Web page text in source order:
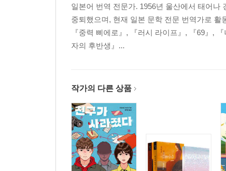
일본어 번역 전문가. 1956년 울산에서 태어
중퇴했으며, 현재 일본 문학 전문 번역가로 활
『중력 삐에로』, 『러시 라이프』, 『69』,
자의 후반생』...
작가의 다른 상품